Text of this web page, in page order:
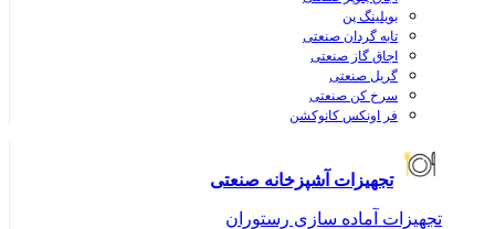
بویلینگ پن
تابه گردان صنعتی
اجاق گاز صنعتی
گریل صنعتی
سرخ کن صنعتی
فر اونکس کانوکشن
تجهیزات آشپزخانه صنعتی
تجهیزات آماده سازی رستوران